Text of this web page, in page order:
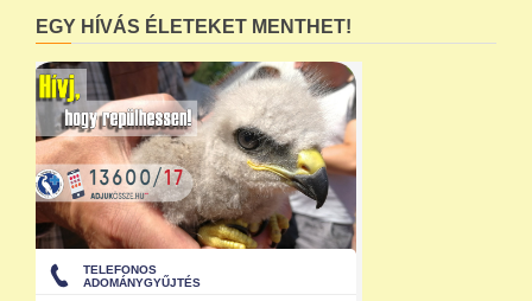
EGY HÍVÁS ÉLETEKET MENTHET!